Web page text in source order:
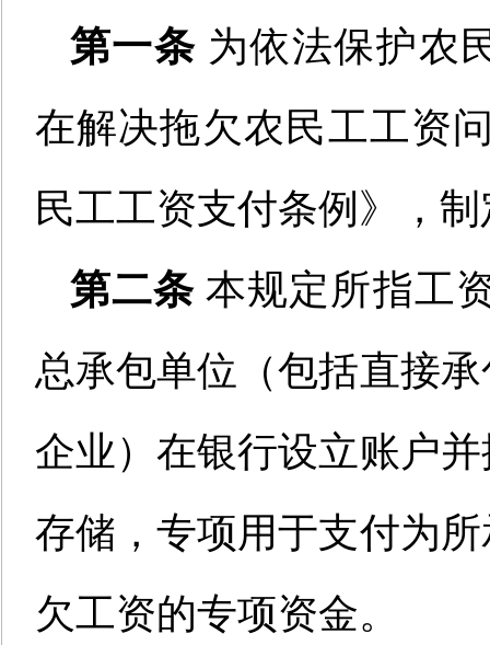
第一条 为依法保护农
在解决拖欠农民工工资
民工工资支付条例》，
第二条 本规定所指工
总承包单位 （包括直接
企业）在银行设立账户
存储 ， 专项用于支付为
欠工资的专项资金。